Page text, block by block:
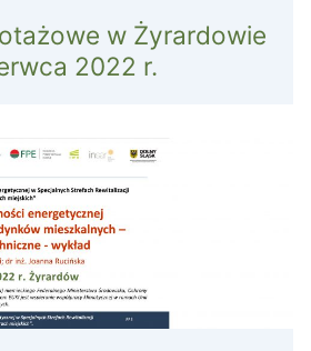
w Żyrardowie
2022 r.